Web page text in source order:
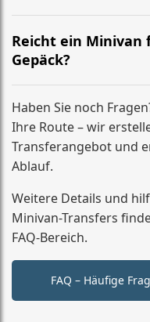
Wenn sich die
Abholzeit an. Wichtig
kurz mitteilen, damit
Reicht ein Minivan
Gepäck?
Ja, unsere Minivans
bieten in der Regel
mehrere große Koffer
Sitzkonfiguration).
Haben Sie noch
Ihre Route – wir
Transferangebot und
Ablauf.
Weitere Details und
Minivan-Transfers
FAQ-Bereich.
FAQ – Häufige